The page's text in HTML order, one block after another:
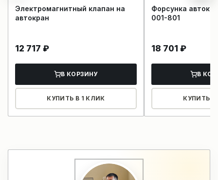
Электромагнитный клапан на
автокран
12 717 ₽
В КОРЗИНУ
КУПИТЬ В 1 КЛИК
Форсунка
001-801
18 701 ₽
В
КУПИТЬ В